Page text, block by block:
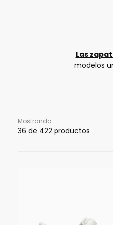
Las
modelos
los
Mostrando
36 de 422 productos